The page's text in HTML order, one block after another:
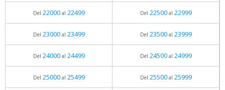
Del 22000al 22499 Del 22500al 22999
Del 23000al 23499 Del 23500al 23999
Del 24000al 24499 Del 24500al 24999
Del 25000al 25499 Del 25500al 25999